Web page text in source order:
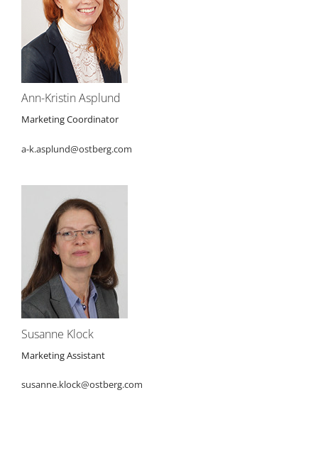
Ann-Kristin Asplund
Marketing Coordinator
a-k.asplund@ostberg.com
Susanne Klock
Marketing Assistant
susanne.klock@ostberg.com